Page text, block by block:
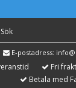
E-postadress:
Fri
Betala med